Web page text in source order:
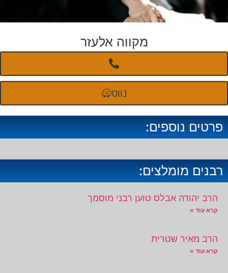
מקווה אלעזר
נווט
פרטים נוספים:
רבנים מומלצים:
הרב יהודה אבלס טוען רבני מוסמך
קרא עוד »
הרב מאיר שטרית
קרא עוד »